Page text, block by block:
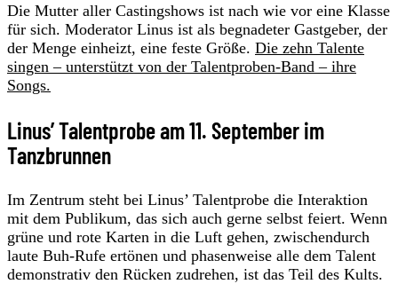
Die Mutter aller Castingshows ist nach wie vor eine Klasse
für sich. Moderator Linus ist als begnadeter Gastgeber, der
der Menge einheizt, eine feste Größe. Die zehn Talente
singen – unterstützt von der Talentproben-Band – ihre
Songs.
Linus’ Talentprobe am 11. September im
Tanzbrunnen
Im Zentrum steht bei Linus’ Talentprobe die Interaktion
mit dem Publikum, das sich auch gerne selbst feiert. Wenn
grüne und rote Karten in die Luft gehen, zwischendurch
laute Buh-Rufe ertönen und phasenweise alle dem Talent
demonstrativ den Rücken zudrehen, ist das Teil des Kults.